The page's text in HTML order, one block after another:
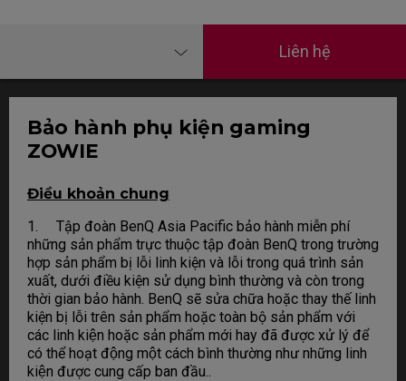
Liên hệ
Bảo hành phụ kiện gaming
ZOWIE
Điều khoản chung
1. Tập đoàn BenQ Asia Pacific bảo hành miễn phí
những sản phẩm trực thuộc tập đoàn BenQ trong trường
hợp sản phẩm bị lỗi linh kiện và lỗi trong quá trình sản
xuất, dưới điều kiện sử dụng bình thường và còn trong
thời gian bảo hành. BenQ sẽ sửa chữa hoặc thay thế linh
kiện bị lỗi trên sản phẩm hoặc toàn bộ sản phẩm với
các linh kiện hoặc sản phẩm mới hay đã được xử lý để
có thể hoạt động một cách bình thường như những linh
kiện được cung cấp ban đầu..